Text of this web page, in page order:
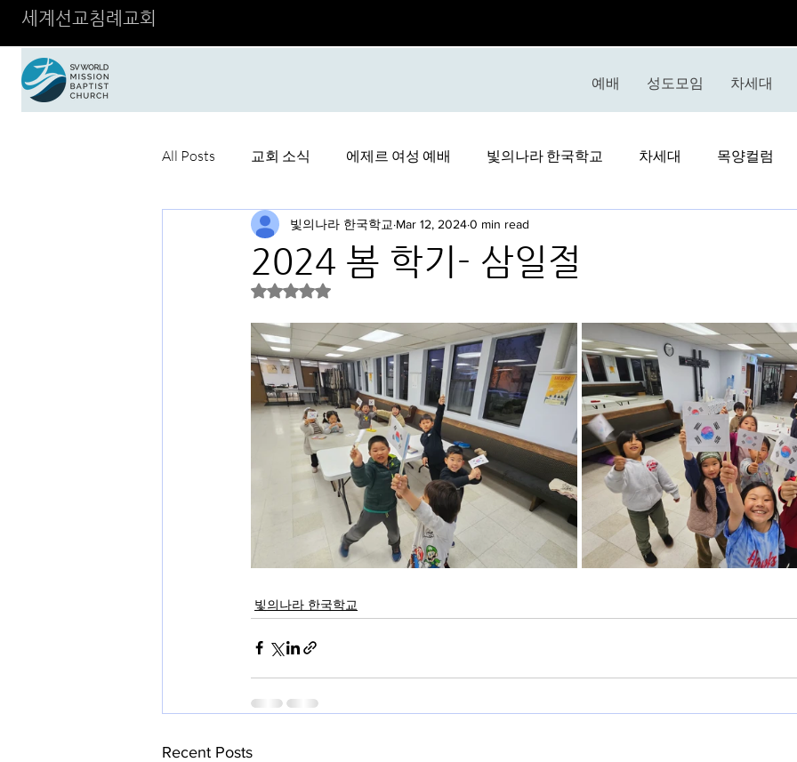
세계선교침례교회
예배 성도모임 차세대
All Posts 교회 소식 에제르 여성 예배 빛의나라 한국학교 차세대 목양컬럼
2024 봄 학기- 삼일절
빛의나라 한국학교 Mar 12, 20240 min read
Rated NaN out of 5 stars.
빛의나라 한국학교
Recent Posts